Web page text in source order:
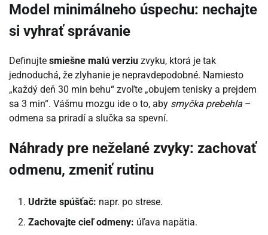
Model minimálneho úspechu: nechajte
si vyhrať správanie
Definujte smiešne malú verziu zvyku, ktorá je tak
jednoduchá, že zlyhanie je nepravdepodobné. Namiesto
„každý deň 30 min behu“ zvoľte „obujem tenisky a prejdem
sa 3 min“. Vášmu mozgu ide o to, aby smyčka prebehla –
odmena sa priradí a slučka sa spevní.
Náhrady pre neželané zvyky: zachovať
odmenu, zmeniť rutinu
Udržte spúšťač: napr. po strese.
Zachovajte cieľ odmeny: úľava napätia.